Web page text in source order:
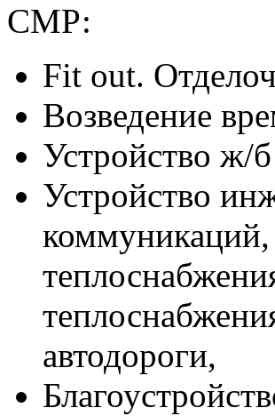
СМР:
Fit out.
Возведение
Устройство ж/
Устройство
коммуникаций,
автодороги,